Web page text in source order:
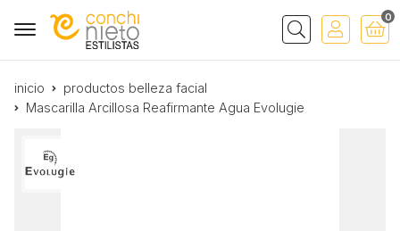
Buscar
0
inicio
productos belleza facial
Mascarilla Arcillosa Reafirmante Agua Evolugie